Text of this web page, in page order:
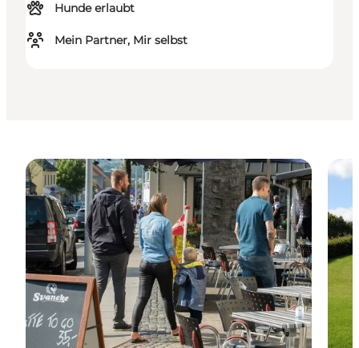
Hunde erlaubt
Mein Partner, Mir selbst